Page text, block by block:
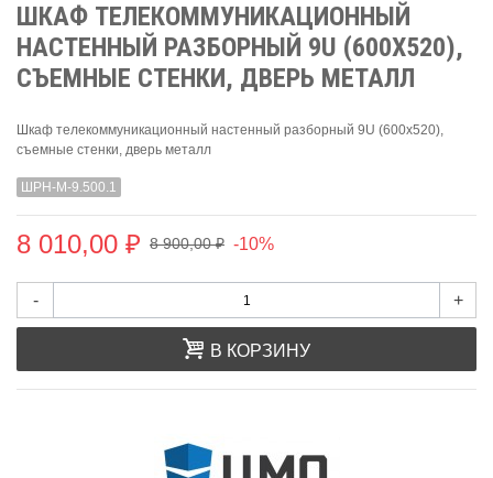
ШКАФ ТЕЛЕКОММУНИКАЦИОННЫЙ
НАСТЕННЫЙ РАЗБОРНЫЙ 9U (600Х520),
СЪЕМНЫЕ СТЕНКИ, ДВЕРЬ МЕТАЛЛ
Шкаф телекоммуникационный настенный разборный 9U (600х520),
съемные стенки, дверь металл
ШРН-М-9.500.1
8 010,00 ₽ 8 900,00 ₽ -10%
- +
В КОРЗИНУ